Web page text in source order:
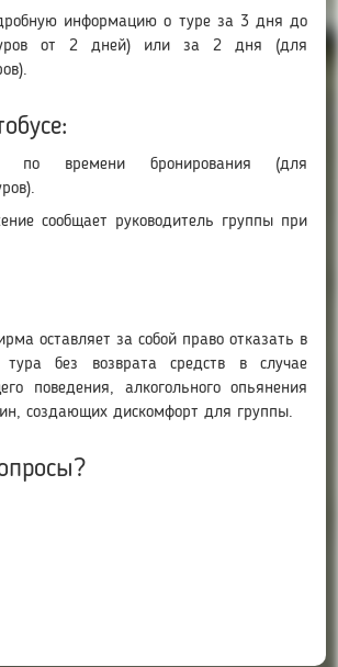
информацию о туре за 3 дня до
от 2 дней) или за 2 дня (для
по времени бронирования (для
сообщает руководитель группы при
оставляет за собой право отказать в
тура без возврата средств в случае
поведения, алкогольного опьянения
создающих дискомфорт для группы.